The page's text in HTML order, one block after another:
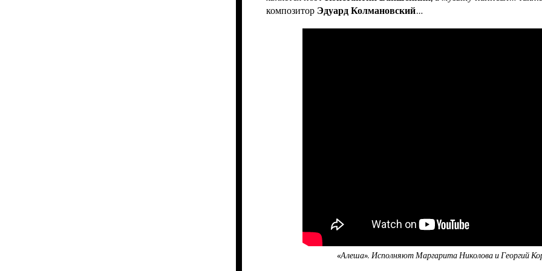
композитор Эдуард Колмановский…
«Алеша». Исполняют Маргарита Николова и Георгий